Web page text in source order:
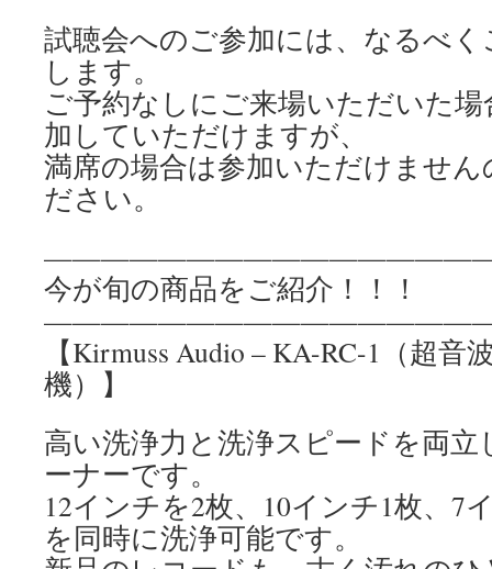
試聴会へのご参加には、なるべ
します。
ご予約なしにご来場いただいた
加していただけますが、
満席の場合は参加いただけませ
ださい。
今が旬の商品をご紹介！！！
【Kirmuss Audio – KA-RC-1（超
機）】
高い洗浄力と洗浄スピードを両
ーナーです。
12インチを2枚、10インチ1枚、7
を同時に洗浄可能です。